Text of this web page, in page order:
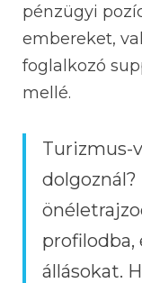
pénzügyi
embereket,
foglalkozó
mellé.
Turizmus-
dolgoznál?
profilodba,
állásokat.